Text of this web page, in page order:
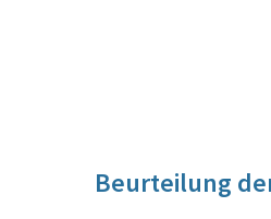
Beurteilung